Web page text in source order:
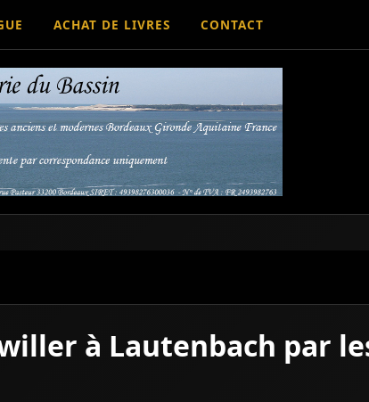
ACHAT DE LIVRES CONTACT
à Lautenbach par